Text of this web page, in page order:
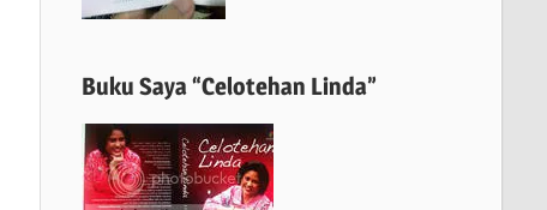
Buku Saya “Celotehan Linda”